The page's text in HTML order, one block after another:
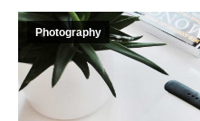
Photography